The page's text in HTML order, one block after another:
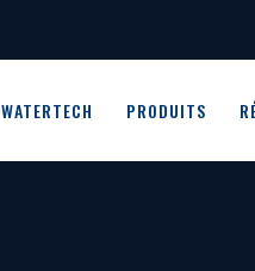
WATERTECH PRODUITS